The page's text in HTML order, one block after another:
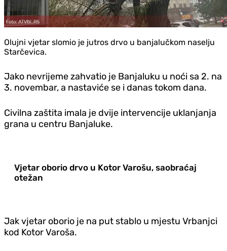
Olujni vjetar slomio je jutros drvo u banjalučkom naselju
Starčevica.
Jako nevrijeme zahvatio je Banjaluku u noći sa 2. na
3. novembar, a nastaviće se i danas tokom dana.
Civilna zaštita imala je dvije intervencije uklanjanja
grana u centru Banjaluke.
Vjetar oborio drvo u Kotor Varošu, saobraćaj
otežan
Jak vjetar oborio je na put stablo u mjestu Vrbanjci
kod Kotor Varoša.